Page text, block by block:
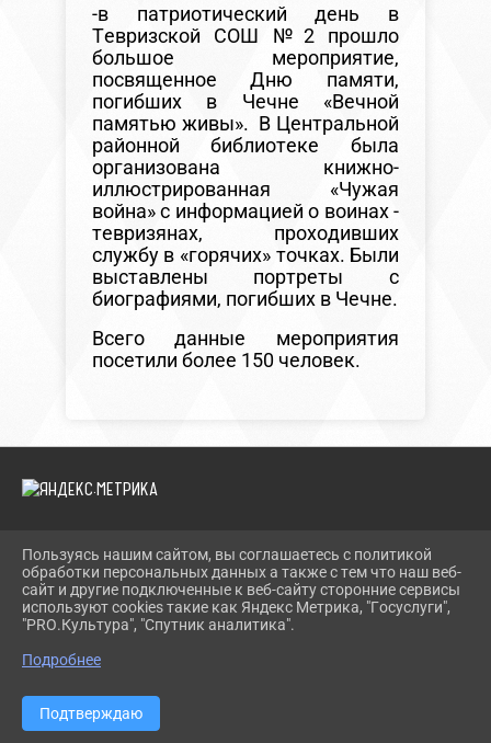
-в патриотический день в
Тевризской СОШ №2 прошло
большое мероприятие,
посвященное Дню памяти,
погибших в Чечне «Вечной
памятью живы». В Центральной
районной библиотеке была
организована книжно-
иллюстрированная «Чужая
война» с информацией о воинах -
тевризянах, проходивших
службу в «горячих» точках. Были
выставлены портреты с
биографиями, погибших в Чечне.
Всего данные мероприятия
посетили более 150 человек.
2026 Г. TEVRIZLIB.RU
ВХОД
КАРТА САЙТА
ПОЛИТИКА ОБРАБОТКИ ПЕРСОНАЛЬНЫХ ДАННЫХ
СДЕЛАНО НА KUBCMS
Пользуясь нашим сайтом, вы соглашаетесь с политикой
обработки персональных данных а также с тем что наш веб-
сайт и другие подключенные к веб-сайту сторонние сервисы
используют cookies такие как Яндекс Метрика, "Госуслуги",
"PRO.Культура", "Спутник аналитика".
Подробнее
Подтверждаю